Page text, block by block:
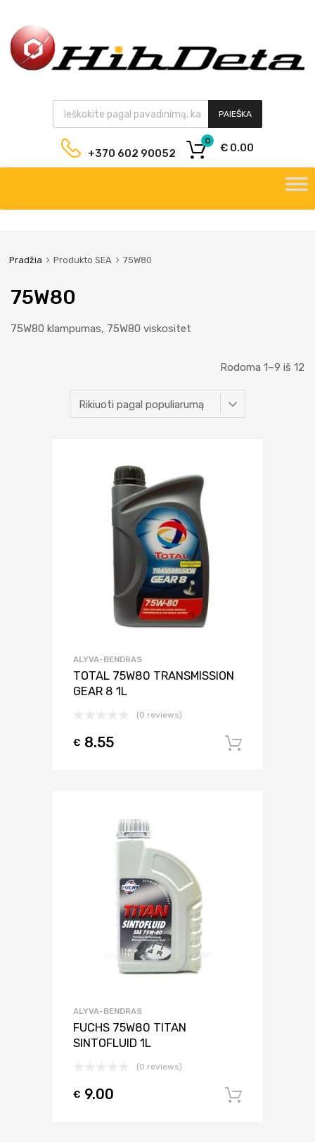
PAIEŠKA
+370 602 90052 € 0.00
0
Pradžia Produkto SEA 75W80
75W80
75W80 klampumas, 75W80 viskositet
Rodoma 1–9 iš 12
ALYVA-BENDRAS
TOTAL 75W80 TRANSMISSION
GEAR 8 1L
(0 reviews)
€ 8.55
ALYVA-BENDRAS
FUCHS 75W80 TITAN
SINTOFLUID 1L
(0 reviews)
€ 9.00